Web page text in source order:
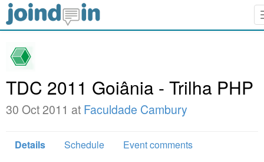
TDC 2011 Goiânia - Trilha PHP
30 Oct 2011 at Faculdade Cambury
Details Schedule
Event comments